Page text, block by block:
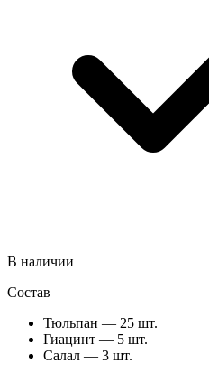
В наличии
Состав
Тюльпан — 25 шт.
Гиацинт — 5 шт.
Салал — 3 шт.